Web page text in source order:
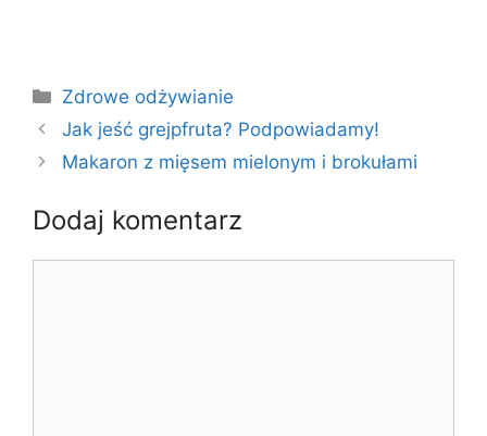
Kategorie
Zdrowe odżywianie
Jak jeść grejpfruta? Podpowiadamy!
Makaron z mięsem mielonym i brokułami
Dodaj komentarz